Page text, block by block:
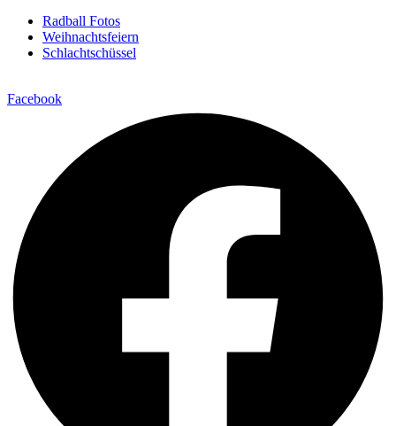
Radball Fotos
Weihnachtsfeiern
Schlachtschüssel
Facebook